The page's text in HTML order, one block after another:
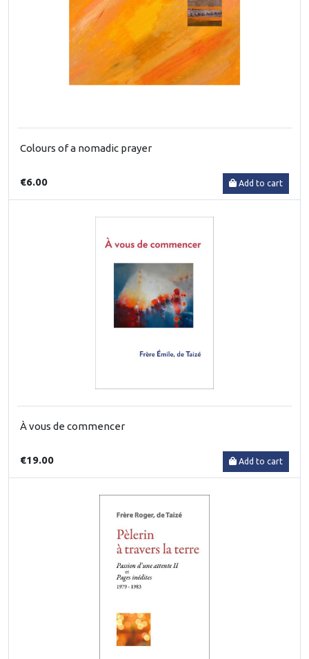
Colours of a nomadic prayer
€6.00 Add to cart
À vous de commencer
€19.00 Add to cart